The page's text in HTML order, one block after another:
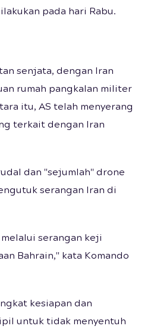
pada hari Rabu.
senjata, dengan Iran
rumah pangkalan militer
itu, AS telah menyerang
terkait dengan Iran
dan "sejumlah" drone
serangan Iran di
serangan keji
Bahrain," kata Komando
kesiapan dan
untuk tidak menyentuh